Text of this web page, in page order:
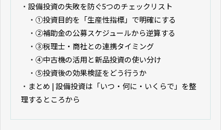
・ 設備投資の失敗を防ぐ5つのチェックリスト
・ ①投資目的を「生産性指標」で明確にする
・ ②補助金の公募スケジュールから逆算する
・ ③税理士・商社との連携タイミング
・ ④中古機の活用と新品投資の使い分け
・ ⑤投資後の効果検証をどう行うか
・ まとめ | 設備投資は「いつ・何に・いくらで」を整
理するところから